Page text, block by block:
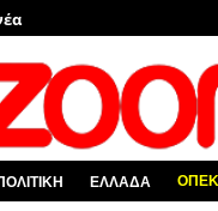
και όλη την Εύβοια
την Ελλάδα
EviaZoom.gr
ΕΛΛΑΔΑ